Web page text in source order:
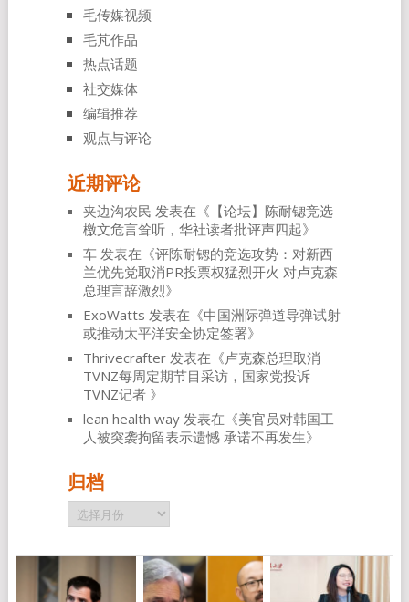
毛传媒视频
毛芃作品
热点话题
社交媒体
编辑推荐
观点与评论
近期评论
夹边沟农民 发表在《 【论坛】陈耐锶竞选
檄文危言耸听，华社读者批评声四起》
车发表在《评陈耐锶的竞选攻势：对新西
兰优先党取消PR投票权猛烈开火 对卢克森
总理言辞激烈》
ExoWatts 发表在《中国洲际弹道导弹试射
或推动太平洋安全协定签署》
Thrivecrafter发表在《卢克森总理取消
TVNZ每周定期节目采访，国家党投诉
TVNZ记者 》
lean health way发表在《美官员对韩国工
人被突袭拘留表示遗憾 承诺不再发生》
归档
归
档